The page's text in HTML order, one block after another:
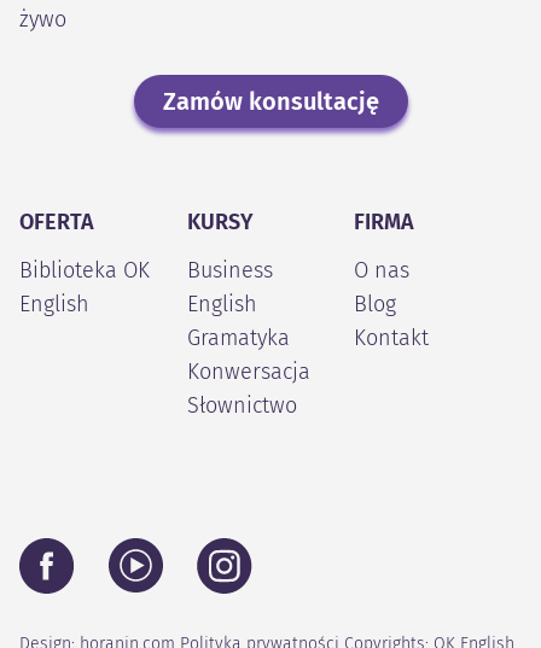
żywo
Zamów konsultację
OFERTA
Biblioteka OK
English
KURSY
Business
English
Gramatyka
Konwersacja
Słownictwo
FIRMA
O nas
Blog
Kontakt
Design: horanin.com Polityka prywatności Copyrights: OK English